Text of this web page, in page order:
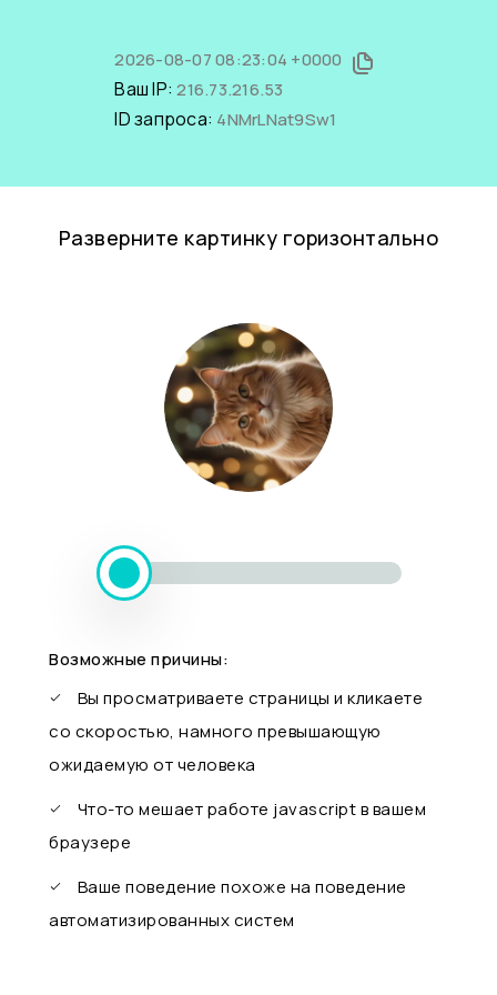
2026-08-07 08:23:04 +0000
Ваш IP:216.73.216.53
ID запроса: 4NMrLNat9Sw1
Разверните картинку горизонтально
Возможные причины:
Вы просматриваете страницы и кликаете
со скоростью, намного превышающую
ожидаемую от человека
Что-то мешает работе javascript в вашем
браузере
Ваше поведение похоже на поведение
автоматизированных систем